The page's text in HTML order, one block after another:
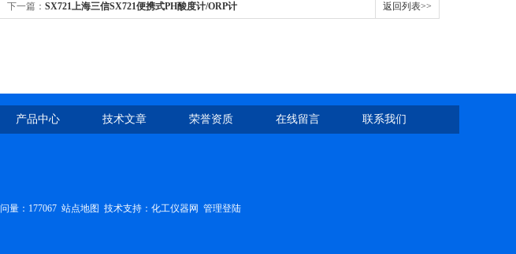
下一篇： SX721上海三信SX721便携式PH酸度计/ORP计 返回列表>>
产品中心 技术文章 荣誉资质 在线留言 联系我们
量：177067 站点地图 技术支持： 化工仪器网 管理登陆